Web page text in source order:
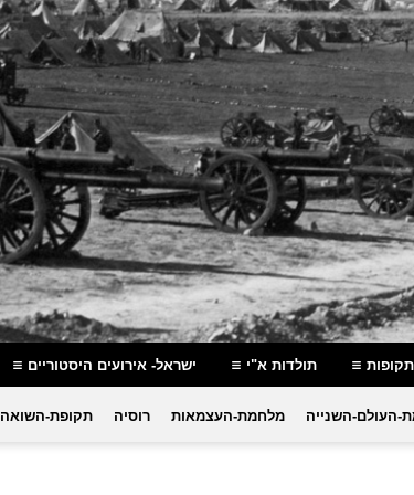
תקופות תולדות א"י ישראל- אירועים היסטוריים
העולם-השנייה מלחמת-העצמאות רוסיה תקופת-השואה